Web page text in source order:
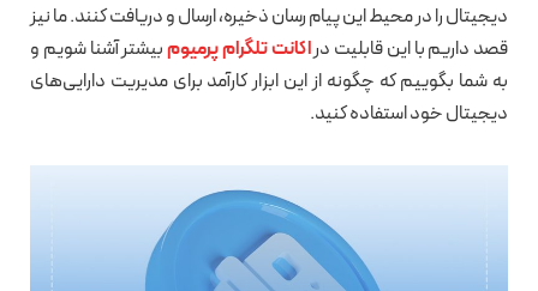
دیجیتال را در محیط این پیام رسان ذخیره، ارسال و دریافت کنند. ما نیز
قصد داریم با این قابلیت دراکانت تلگرام پرمیومبیشتر آشنا شویم و
به شما بگوییم که چگونه از این ابزار کارآمد برای مدیریت دارایی‌های
دیجیتال خود استفاده کنید.